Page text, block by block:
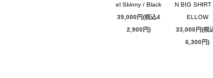
el Skinny / Black
39,000円(税込4
2,900円)
N BIG SHIRT
ELLOW
33,000円(税
6,300円)